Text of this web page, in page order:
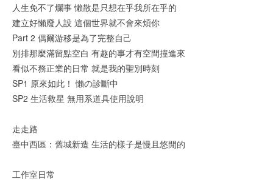
人生免不了爛事 懶散是只想在乎我所在乎的
建立好懶廢人設 這個世界就不會來煩你
Part 2 偶爾游移是為了完整自己
別排那麼滿留點空白 有趣的事才有空間撞進來
看似不務正業的日常 就是我的聖別時刻
SP1 原來如此！ 懶の診斷中
SP2 生活救星 無用系道具使用說明
走走路
臺中西區：舊城新造 生活的樣子是慢且悠閒的
工作室日常